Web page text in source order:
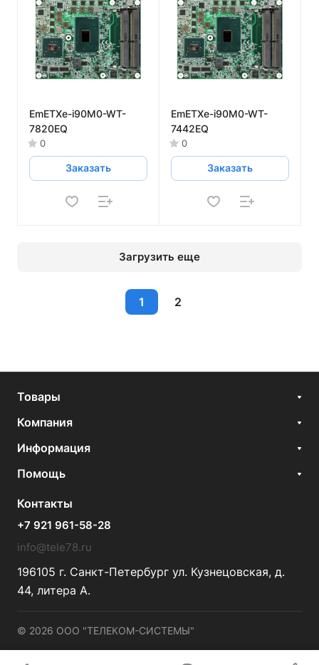
EmETXe-i90M0-WT-
7820EQ
0
Заказать
EmETXe-i90M0-WT-
7442EQ
0
Заказать
Загрузить еще
1 2
Товары
Компания
Информация
Помощь
Контакты
+7 921 961-58-28
info@tele78.ru
196105 г. Санкт-Петербург ул. Кузнецовская, д.
44, литера А.
© 2026 ООО "ТЕЛЕКОМ-СИСТЕМЫ"